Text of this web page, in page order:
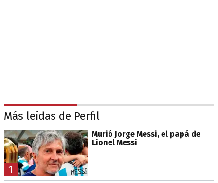
Más leídas de Perfil
1
Murió Jorge Messi, el papá de
Lionel Messi